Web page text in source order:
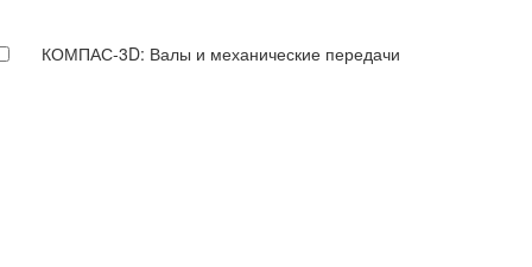
КОМПАС-3D: Валы и механические передачи